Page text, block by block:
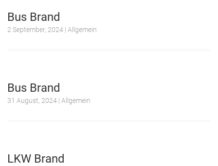
Bus Brand
2 September, 2024 | Allgemein
Bus Brand
31 August, 2024 | Allgemein
LKW Brand